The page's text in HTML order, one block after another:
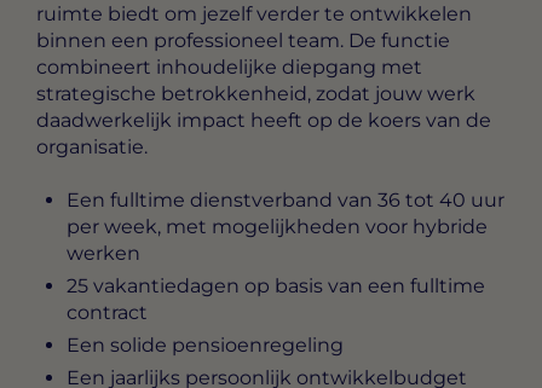
ruimte biedt om jezelf verder te ontwikkelen
binnen een professioneel team. De functie
combineert inhoudelijke diepgang met
strategische betrokkenheid, zodat jouw werk
daadwerkelijk impact heeft op de koers van de
organisatie.
Een fulltime dienstverband van 36 tot 40 uur
per week, met mogelijkheden voor hybride
werken
25 vakantiedagen op basis van een fulltime
contract
Een solide pensioenregeling
Een jaarlijks persoonlijk ontwikkelbudget